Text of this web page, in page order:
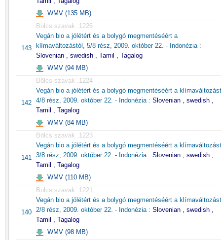
WMV (135 MB)
143
Bölcs szavak .1226
Vegán bio a jólétért és a bolygó megmentéséért a
klímaváltozástól, 5/8 rész, 2009. október 22. - Indonézia :
Slovenian , swedish , Tamil , Tagalog
WMV (94 MB)
142
Bölcs szavak .1224
Vegán bio a jólétért és a bolygó megmentéséért a
4/8 rész, 2009. október 22. - Indonézia : Slovenian , swedish ,
Tamil , Tagalog
WMV (84 MB)
141
Bölcs szavak .1223
Vegán bio a jólétért és a bolygó megmentéséért a
3/8 rész, 2009. október 22. - Indonézia : Slovenian , swedish ,
Tamil , Tagalog
WMV (110 MB)
140
Bölcs szavak .1221
Vegán bio a jólétért és a bolygó megmentéséért a
2/8 rész, 2009. október 22. - Indonézia : Slovenian , swedish ,
Tamil , Tagalog
WMV (98 MB)